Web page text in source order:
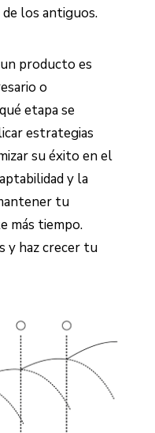
los antiguos.
producto es
o
etapa se
estrategias
su éxito en el
y la
tu
más tiempo.
y haz crecer tu